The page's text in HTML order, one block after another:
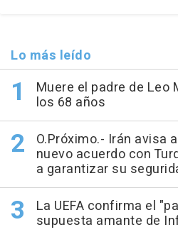
Lo más leído
Muere el padre de Leo
los 68 años
O.Próximo.- Irán avisa
nuevo acuerdo con
a garantizar su
La UEFA confirma el
supuesta amante de